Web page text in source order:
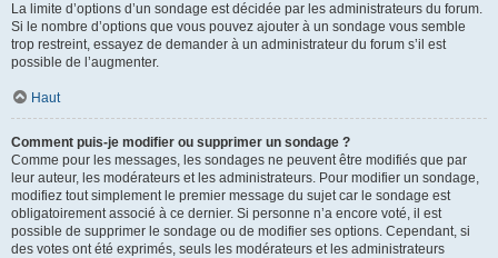
La limite d’options d’un sondage est décidée par les administrateurs du forum.
Si le nombre d’options que vous pouvez ajouter à un sondage vous semble
trop restreint, essayez de demander à un administrateur du forum s’il est
possible de l’augmenter.
Haut
Comment puis-je modifier ou supprimer un sondage ?
Comme pour les messages, les sondages ne peuvent être modifiés que par
leur auteur, les modérateurs et les administrateurs. Pour modifier un sondage,
modifiez tout simplement le premier message du sujet car le sondage est
obligatoirement associé à ce dernier. Si personne n’a encore voté, il est
possible de supprimer le sondage ou de modifier ses options. Cependant, si
des votes ont été exprimés, seuls les modérateurs et les administrateurs